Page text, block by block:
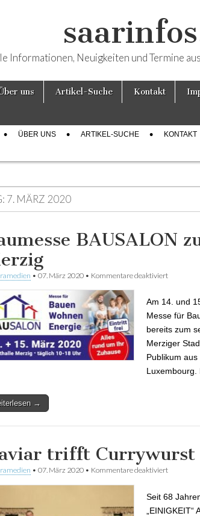
Informationen, Neuigkeiten und Termine
uns Artikel-Suche Kontakt
ÜBER UNS ARTIKEL-SUCHE KONTAKT
7. MÄRZ 2020
BAUSALON
• 07. März 2020 • Kommentare deaktiviert
Am 14. und
Messe für
bereits zum
Merziger
Publikum
→
trifft Currywurst
• 07. März 2020 • Kommentare deaktiviert
Seit 68